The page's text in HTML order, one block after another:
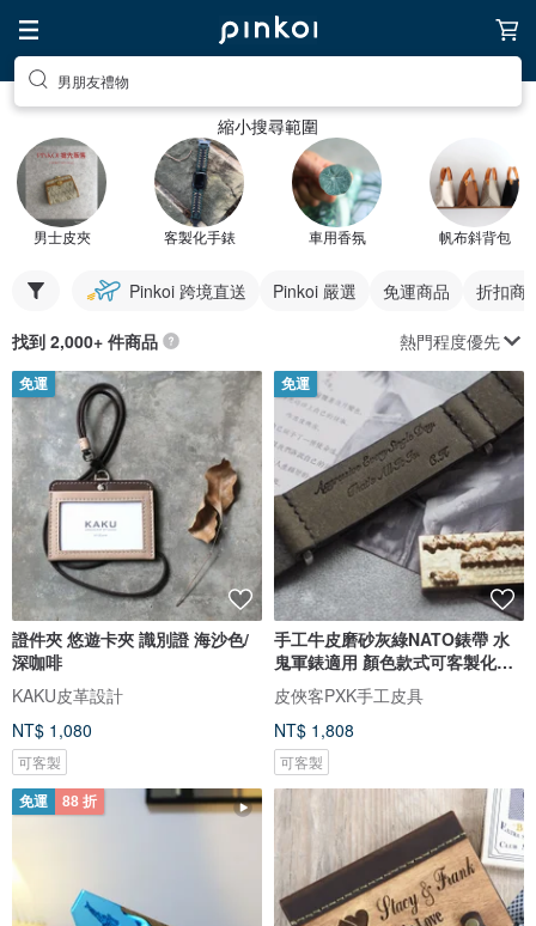
男朋友禮物
縮小搜尋範圍
男士皮夾 客製化手錶 車用香氛 帆布斜背包
Pinkoi 跨境直送 Pinkoi 嚴選 免運商品 折扣商
找到 2,000+ 件商品 熱門程度優先
免運
證件夾 悠遊卡夾 識別證 海沙色/
深咖啡
KAKU皮革設計
NT$ 1,080
可客製
免運
手工牛皮磨砂灰綠NATO錶帶 水
鬼軍錶適用 顏色款式可客製化可
刻字
皮俠客PXK手工皮具
NT$ 1,808
可客製
免運 88 折